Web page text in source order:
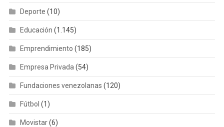
Deporte (10)
Educación (1.145)
Emprendimiento (185)
Empresa Privada (54)
Fundaciones venezolanas (120)
Fútbol (1)
Movistar(6)